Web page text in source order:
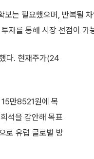
는 필요했으며, 반복될
자를 통해 시장 선점이 가
다. 현재주가(24
만8521원에 목
석을 감안해 목표
로 유럽 글로벌 방